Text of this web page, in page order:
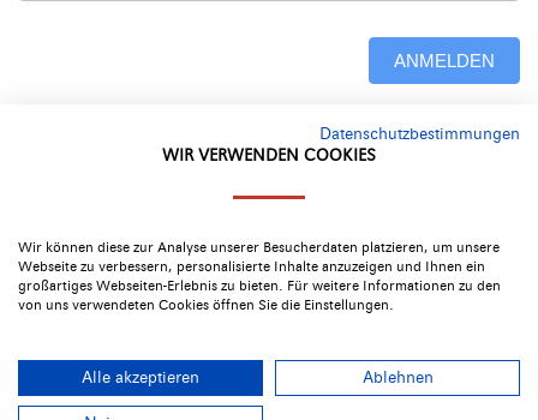
ANMELDEN
4.4
Impressum | Datenschutz & Recht
Datenschutzbestimmungen
WIR VERWENDEN COOKIES
Wir können diese zur Analyse unserer Besucherdaten platzieren, um unsere
Webseite zu verbessern, personalisierte Inhalte anzuzeigen und Ihnen ein
großartiges Webseiten-Erlebnis zu bieten. Für weitere Informationen zu den
von uns verwendeten Cookies öffnen Sie die Einstellungen.
Alle akzeptieren Ablehnen